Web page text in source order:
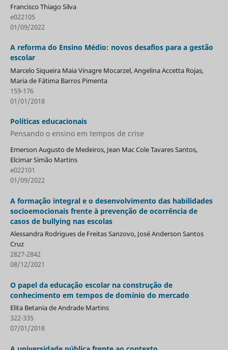
Francisco Thiago Silva
e022105
01/09/2022
A reforma do Ensino Médio: novos desafios para a gestão
escolar
Marcelo Siqueira Maia Vinagre Mocarzel, Angelina Accetta Rojas,
Maria de Fátima Barros Pimenta
159-176
01/01/2018
Políticas educacionais
Pensando o ensino em tempos de crise
Emerson Augusto de Medeiros, Jean Mac Cole Tavares Santos,
Elcimar Simão Martins
e022101
01/09/2022
A formação integral e o desenvolvimento das habilidades
socioemocionais frente à prevenção de ocorrência de
casos de bullying nas escolas
Alessandra Rodrigues de Freitas Sanzovo, José Anderson Santos
Cruz
2827-2842
08/12/2021
O papel da educação escolar na construção de
conhecimento em tempos de domínio do mercado
Elita Betania de Andrade Martins
322-335
07/01/2018